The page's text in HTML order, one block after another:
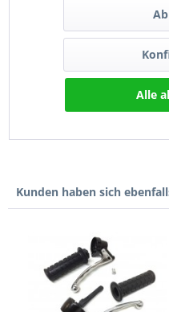
Valvoline SynPower 2T
Motoröl 1 Liter...
Kunden haben sich
Alle